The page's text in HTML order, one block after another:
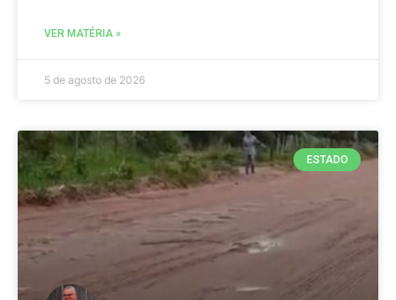
VER MATÉRIA »
5 de agosto de 2026
ESTADO